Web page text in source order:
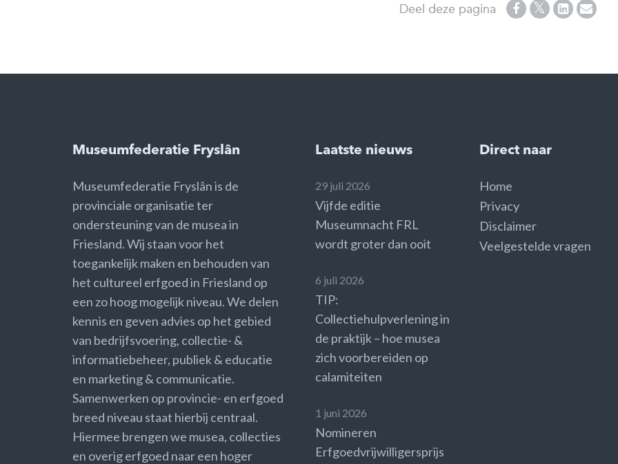
Deel deze pagina
Museumfederatie Fryslân
Museumfederatie Fryslân is de
provinciale organisatie ter
ondersteuning van de musea in
Friesland. Wij staan voor het
toegankelijk maken en behouden van
het cultureel erfgoed in Friesland op
een zo hoog mogelijk niveau. We delen
kennis en geven advies op het gebied
van bedrijfsvoering, collectie- &
informatiebeheer, publiek & educatie
en marketing & communicatie.
Samenwerken op provincie- en erfgoed
breed niveau staat hierbij centraal.
Hiermee brengen we musea, collecties
en overig erfgoed naar een hoger
Laatste nieuws
29 juli 2026
Vijfde editie
Museumnacht FRL
wordt groter dan ooit
6 juli 2026
TIP:
Collectiehulpverlening in
de praktijk – hoe musea
zich voorbereiden op
calamiteiten
1 juni 2026
Nomineren
Erfgoedvrijwilligersprijs
Direct naar
Home
Privacy
Disclaimer
Veelgestelde vragen